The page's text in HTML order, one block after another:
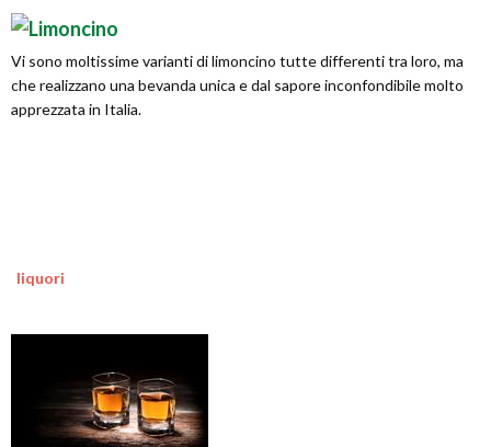
Vi sono moltissime varianti di limoncino tutte differenti tra loro, ma
che realizzano una bevanda unica e dal sapore inconfondibile molto
apprezzata in Italia.
liquori